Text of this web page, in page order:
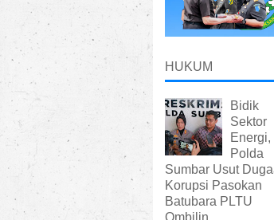
HUKUM
Bidik
Sektor
Energi,
Polda
Sumbar Usut
Korupsi Pasokan
Batubara PLTU